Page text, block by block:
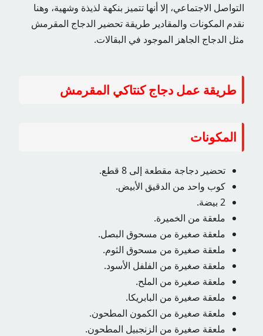
التواصل الاجتماعي، إلا أنها تتميز بنكهة لذيذة وشهية، وهنا
نقدم المكونات والمقادير طريقة تحضير الدجاج المقرمش
مثل الدجاج الجاهز الموجود في البقالات.
طريقة عمل دجاج كنتاكي المقرمش
المكونات
تحضير دجاجة مقطعة إلى 8 قطع.
كوب واحد من الدقيق الأبيض.
2 بيضة.
ملعقة من الخميرة.
ملعقة صغيرة من مسحوق البصل.
ملعقة صغيرة من مسحوق الثوم.
ملعقة صغيرة من الفلفل الأسود.
ملعقة صغيرة من الملح.
ملعقة صغيرة من البابريكا.
ملعقة صغيرة من الكمون المطحون.
ملعقة صغيرة من الزنجبيل المطحون.